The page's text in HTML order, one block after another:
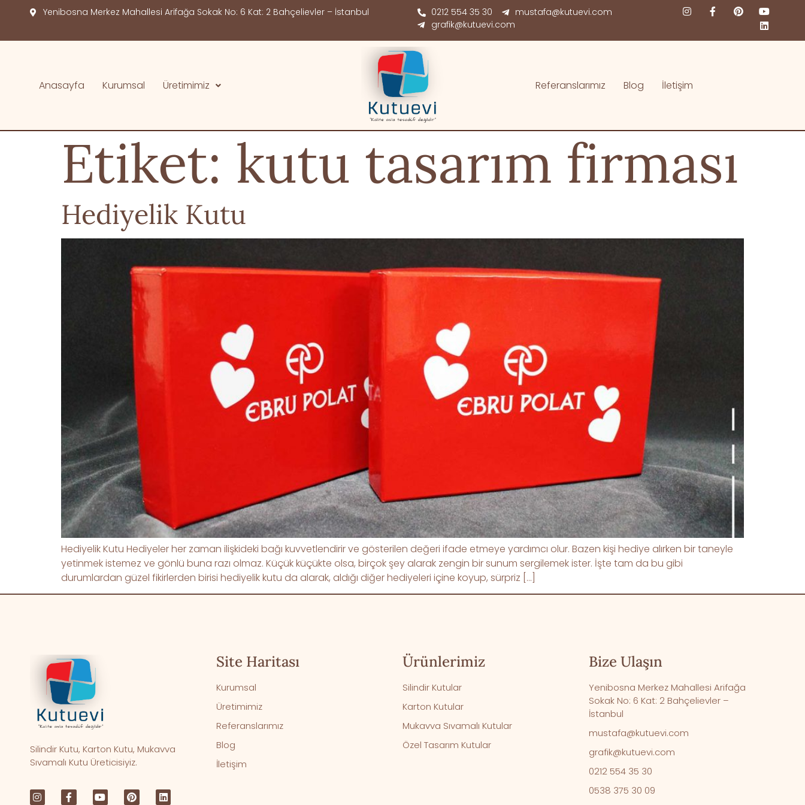
Yenibosna Merkez Mahallesi Arifağa Sokak No: 6 Kat: 2 Bahçelievler – İstanbul 0212 554 35 30
mustafa@kutuevi.com
grafik@kutuevi.com
Anasayfa Kurumsal Üretimimiz Referanslarımız Blog İletişim
Etiket: kutu tasarım firması
Hediyelik Kutu
Hediyelik Kutu Hediyeler her zaman ilişkideki bağı kuvvetlendirir ve gösterilen değeri ifade etmeye yardımcı olur. Bazen kişi hediye alırken bir taneyle
yetinmek istemez ve gönlü buna razı olmaz. Küçük küçükte olsa, birçok şey alarak zengin bir sunum sergilemek ister. İşte tam da bu gibi
durumlardan güzel fikirlerden birisi hediyelik kutu da alarak, aldığı diğer hediyeleri içine koyup, sürpriz […]
Silindir Kutu, Karton Kutu, Mukavva
Sıvamalı Kutu Üreticisiyiz.
Site Haritası
Kurumsal
Üretimimiz
Referanslarımız
Blog
İletişim
Ürünlerimiz
Silindir Kutular
Karton Kutular
Mukavva Sıvamalı Kutular
Özel Tasarım Kutular
Bize Ulaşın
Yenibosna Merkez Mahallesi Arifağa
Sokak No: 6 Kat: 2 Bahçelievler –
İstanbul
mustafa@kutuevi.com
grafik@kutuevi.com
0212 554 35 30
0538 375 30 09